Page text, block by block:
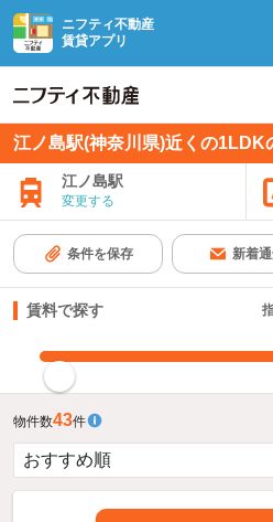
ニフティ不動産
賃貸アプリ
江ノ島駅(神奈川県)近くの1LDK
江ノ島駅
変更する
条件を保存 新着
賃料で探す
物件数43件